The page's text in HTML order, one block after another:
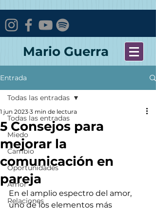
Mario Guerra
Entrada
Todas las entradas
Miedo
Cambio
Oportunidades
Amor
Relaciones
Todas las entradas
5 Consejos para
mejorar la
comunicación en
pareja
1 jun 2023 3 min de lectura
En el amplio espectro del amor,
uno de los elementos más